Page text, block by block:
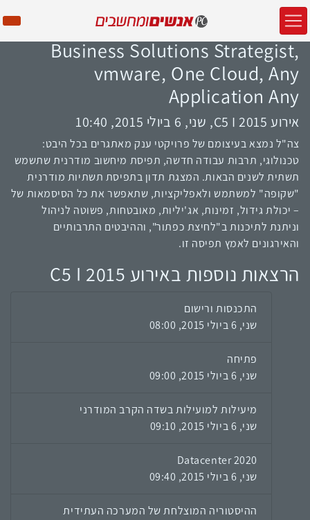
Business Solutions Strategist,
vmware, One Cloud, Any
Application Any
אירוע C5 I 2015, שני, 6 ביולי 2015, 10:40
צה"ל נמצא בעיצומם של פרויקטי ענק מאתגרים בכל היבט:
טכנולוגי, תרבות עבודה חדשה, תפיסת מיחשוב מודרנית שתשמש
תשתית לשנים הבאות. המצגת תדון בתפיסת תשתיות מודרנית
"שקופה" למשתמש ולאפליקציות, שתאפשר את כל הסיסמאות של
– יכולת גידול, זמינות, אג'יליות, מאובטחות, פשוטה לניהול
וניתנת לתיכנות ב"לחיצת כפתור", וההיבטים התרבותיים
והאירגונים לאמץ תפיסה זו.
הרצאות נוספות באירוע C5 I 2015
התכנסות ורישום
שני, 6 ביולי 2015, 08:00
פתיחה
שני, 6 ביולי 2015, 09:00
מיעילות למועילות בשדה הקרב המודרני
שני, 6 ביולי 2015, 09:10
Datacenter 2020
שני, 6 ביולי 2015, 09:40
ההיסטוריה המוצלחת של המערכה העתידית